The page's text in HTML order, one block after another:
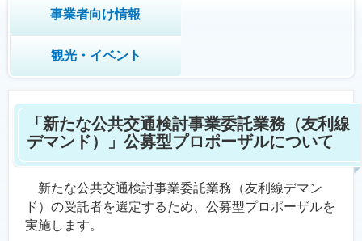
事業者向け情報
観光・イベント
「新たな公共交通検討事業委託業務（友利線
デマンド）」公募型プロポーザルについて
新たな公共交通検討事業委託業務（友利線デマン
ド）の受託者を選定するため、公募型プロポーザルを
実施します。